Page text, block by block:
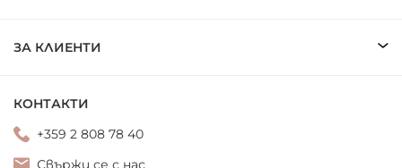
ЗА КЛИЕНТИ
КОНТАКТИ
+359 2 808 78 40
Свържи се с нас